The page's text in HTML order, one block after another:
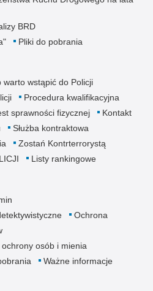
BRD
Pliki do pobrania
warto wstąpić do Policji
Procedura kwalifikacyjna
sprawności fizycznej
Kontakt
Służba kontraktowa
Zostań Kontrterrorystą
Listy rankingowe
Ochrona
osób i mienia
Ważne informacje